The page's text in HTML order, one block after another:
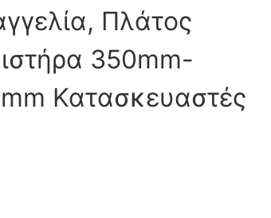
Πλάτος
350mm-
Κατασκευαστές